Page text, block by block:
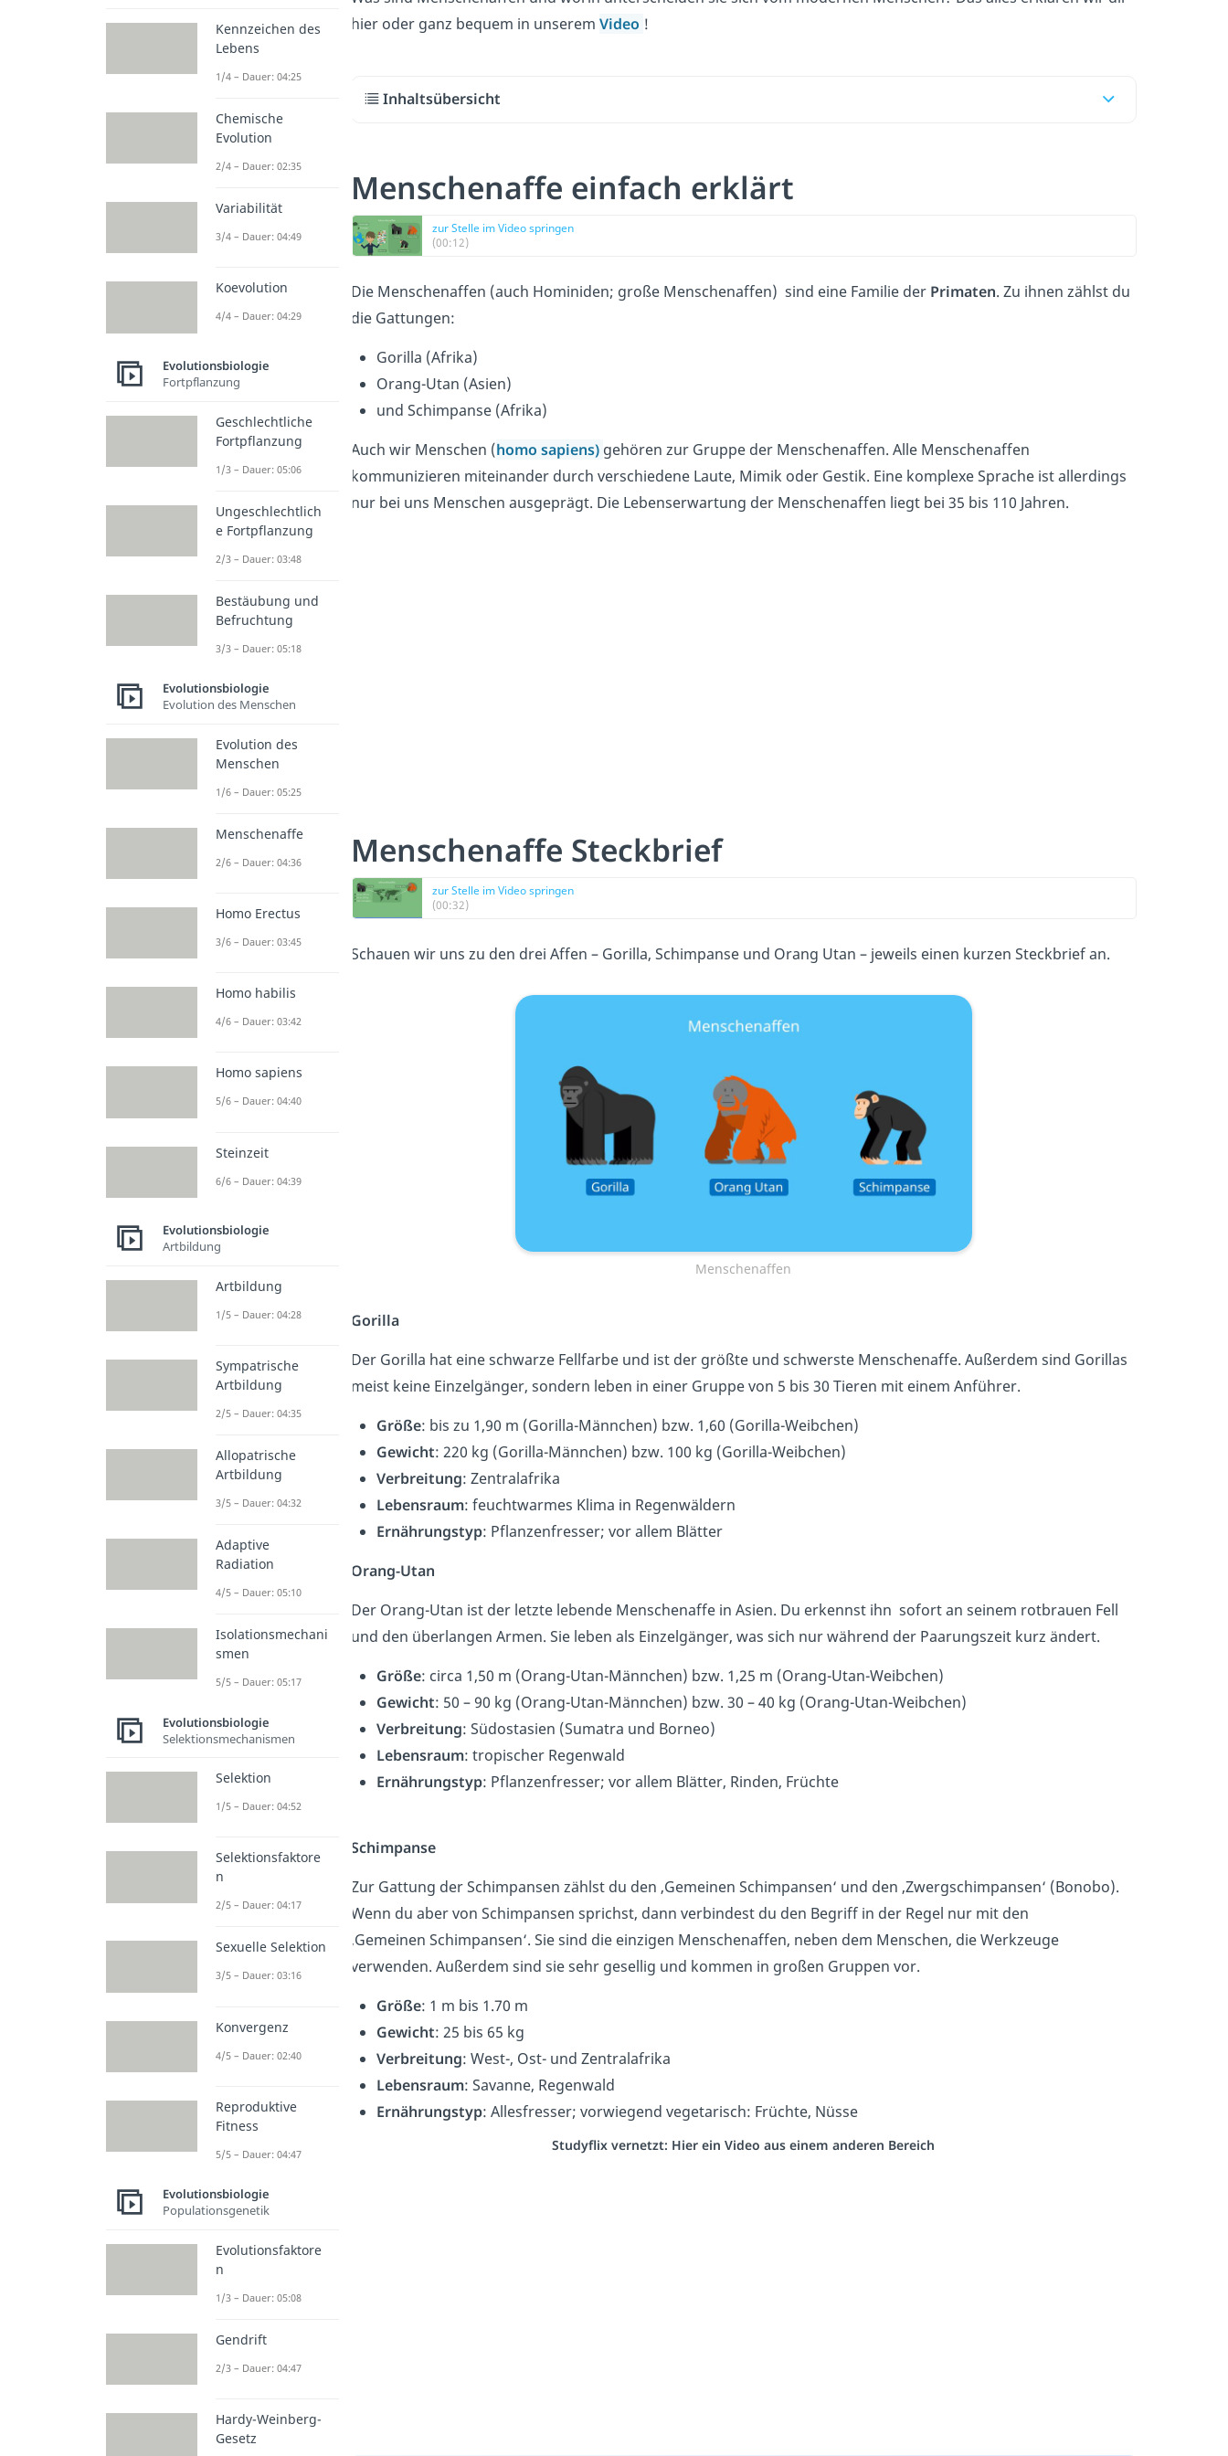
hier oder ganz bequem in unserem Video !
Inhaltsübersicht
Menschenaffe einfach erklärt
zur Stelle im Video springen
(00:12)
Die Menschenaffen (auch Hominiden; große Menschenaffen) sind eine Familie der Primaten. Zu ihnen zählst du
die Gattungen:
Gorilla (Afrika)
Orang-Utan (Asien)
und Schimpanse (Afrika)
Auch wir Menschen (homo sapiens) gehören zur Gruppe der Menschenaffen. Alle Menschenaffen
kommunizieren miteinander durch verschiedene Laute, Mimik oder Gestik. Eine komplexe Sprache ist allerdings
nur bei uns Menschen ausgeprägt. Die Lebenserwartung der Menschenaffen liegt bei 35 bis 110 Jahren.
Menschenaffe Steckbrief
zur Stelle im Video springen
(00:32)
Schauen wir uns zu den drei Affen – Gorilla, Schimpanse und Orang Utan – jeweils einen kurzen Steckbrief an.
Menschenaffen
Gorilla
Der Gorilla hat eine schwarze Fellfarbe und ist der größte und schwerste Menschenaffe. Außerdem sind Gorillas
meist keine Einzelgänger, sondern leben in einer Gruppe von 5 bis 30 Tieren mit einem Anführer.
Größe: bis zu 1,90 m (Gorilla-Männchen) bzw. 1,60 (Gorilla-Weibchen)
Gewicht: 220 kg (Gorilla-Männchen) bzw. 100 kg (Gorilla-Weibchen)
Verbreitung: Zentralafrika
Lebensraum: feuchtwarmes Klima in Regenwäldern
Ernährungstyp: Pflanzenfresser; vor allem Blätter
Orang-Utan
Der Orang-Utan ist der letzte lebende Menschenaffe in Asien. Du erkennst ihn sofort an seinem rotbrauen Fell
und den überlangen Armen. Sie leben als Einzelgänger, was sich nur während der Paarungszeit kurz ändert.
Größe: circa 1,50 m (Orang-Utan-Männchen) bzw. 1,25 m (Orang-Utan-Weibchen)
Gewicht: 50 – 90 kg (Orang-Utan-Männchen) bzw. 30 – 40 kg (Orang-Utan-Weibchen)
Verbreitung: Südostasien (Sumatra und Borneo)
Lebensraum: tropischer Regenwald
Ernährungstyp: Pflanzenfresser; vor allem Blätter, Rinden, Früchte
Schimpanse
Zur Gattung der Schimpansen zählst du den ‚Gemeinen Schimpansen‘ und den ‚Zwergschimpansen‘ (Bonobo).
Wenn du aber von Schimpansen sprichst, dann verbindest du den Begriff in der Regel nur mit den
‚Gemeinen Schimpansen‘. Sie sind die einzigen Menschenaffen, neben dem Menschen, die Werkzeuge
verwenden. Außerdem sind sie sehr gesellig und kommen in großen Gruppen vor.
Größe: 1 m bis 1.70 m
Gewicht: 25 bis 65 kg
Verbreitung: West-, Ost- und Zentralafrika
Lebensraum: Savanne, Regenwald
Ernährungstyp: Allesfresser; vorwiegend vegetarisch: Früchte, Nüsse
Studyflix vernetzt: Hier ein Video aus einem anderen Bereich
Kennzeichen des
Lebens
1/4 – Dauer: 04:25
Chemische
Evolution
2/4 – Dauer: 02:35
Variabilität
3/4 – Dauer: 04:49
Koevolution
4/4 – Dauer: 04:29
Evolutionsbiologie
Fortpflanzung
Geschlechtliche
Fortpflanzung
1/3 – Dauer: 05:06
Ungeschlechtlich
e Fortpflanzung
2/3 – Dauer: 03:48
Bestäubung und
Befruchtung
3/3 – Dauer: 05:18
Evolutionsbiologie
Evolution des Menschen
Evolution des
Menschen
1/6 – Dauer: 05:25
Menschenaffe
2/6 – Dauer: 04:36
Homo Erectus
3/6 – Dauer: 03:45
Homo habilis
4/6 – Dauer: 03:42
Homo sapiens
5/6 – Dauer: 04:40
Steinzeit
6/6 – Dauer: 04:39
Evolutionsbiologie
Artbildung
Artbildung
1/5 – Dauer: 04:28
Sympatrische
Artbildung
2/5 – Dauer: 04:35
Allopatrische
Artbildung
3/5 – Dauer: 04:32
Adaptive
Radiation
4/5 – Dauer: 05:10
Isolationsmechani
smen
5/5 – Dauer: 05:17
Evolutionsbiologie
Selektionsmechanismen
Selektion
1/5 – Dauer: 04:52
Selektionsfaktore
n
2/5 – Dauer: 04:17
Sexuelle Selektion
3/5 – Dauer: 03:16
Konvergenz
4/5 – Dauer: 02:40
Reproduktive
Fitness
5/5 – Dauer: 04:47
Evolutionsbiologie
Populationsgenetik
Evolutionsfaktore
n
1/3 – Dauer: 05:08
Gendrift
2/3 – Dauer: 04:47
Hardy-Weinberg-
Gesetz